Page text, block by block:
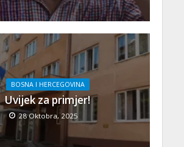
BOSNA I HERCEGOVINA
Uvijek za primjer!
28 Oktobra, 2025